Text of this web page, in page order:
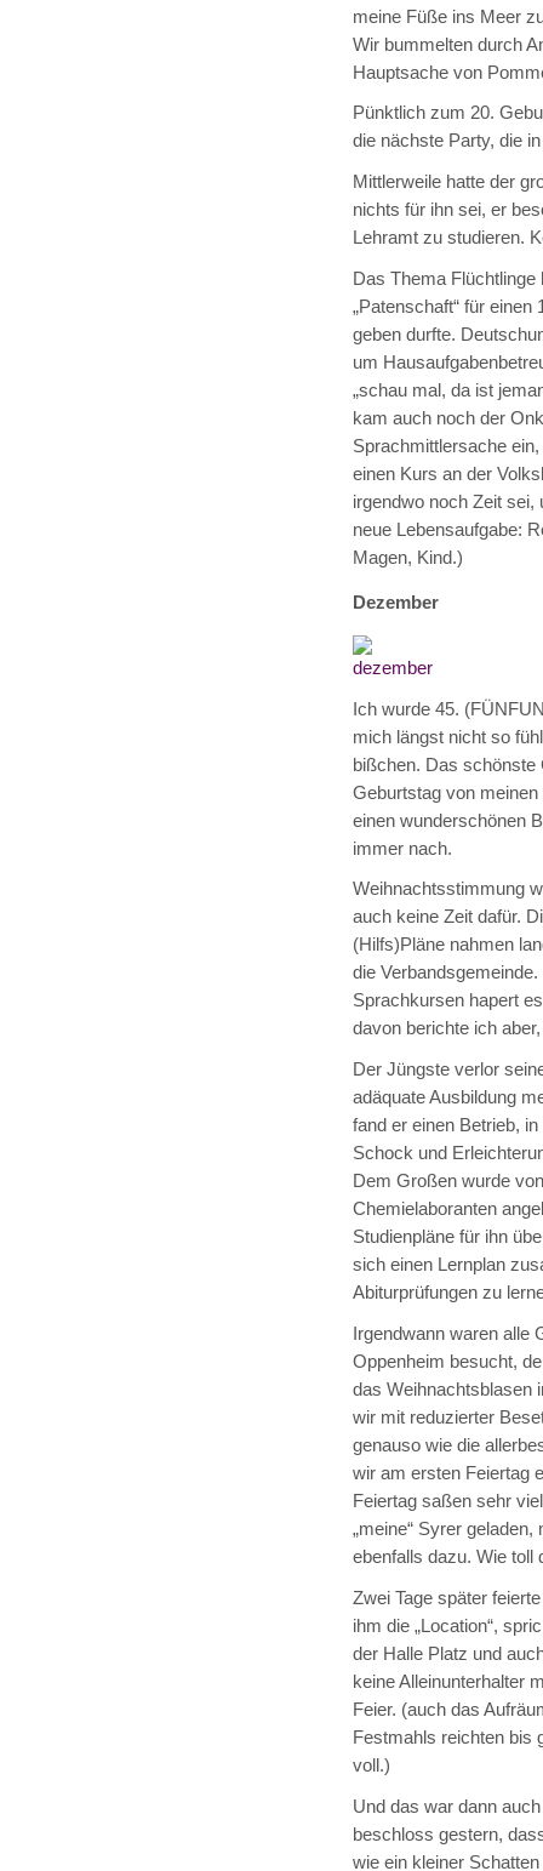
meine Füße ins Meer
Wir bummelten durch
Hauptsache von
Pünktlich zum 20.
die nächste Party, die
Mittlerweile hatte der
nichts für ihn sei, er
Lehramt zu studieren.
Das Thema
„Patenschaft“ für
geben durfte.
um
„schau mal, da ist
kam auch noch der
Sprachmittlersache
einen Kurs an der
irgendwo noch Zeit
neue Lebensaufgabe:
Magen, Kind.)
Dezember
Ich wurde 45.
mich längst nicht so
bißchen. Das schönste
Geburtstag von meinen
einen wunderschönen
immer nach.
Weihnachtsstimmung
auch keine Zeit dafür.
(Hilfs)Pläne nahmen
die
Sprachkursen hapert
davon berichte ich
Der Jüngste verlor
adäquate Ausbildung
fand er einen Betrieb,
Schock und
Dem Großen wurde
Chemielaboranten
Studienpläne für ihn
sich einen Lernplan
Abiturprüfungen zu
Irgendwann waren alle
Oppenheim besucht,
das Weihnachtsblasen
wir mit reduzierter
genauso wie die
wir am ersten Feiertag
Feiertag saßen sehr
„meine“ Syrer
ebenfalls dazu. Wie toll
Zwei Tage später
ihm die „Location“,
der Halle Platz und
keine Alleinunterhalter
Feier. (auch das
Festmahls reichten bis
voll.)
Und das war dann
beschloss gestern,
wie ein kleiner